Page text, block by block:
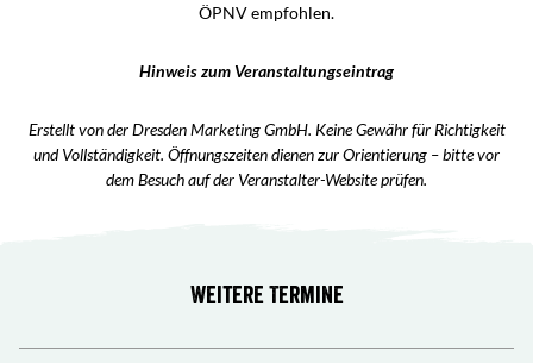
ÖPNV empfohlen.
Hinweis zum Veranstaltungseintrag
Erstellt von der Dresden Marketing GmbH. Keine Gewähr für Richtigkeit
und Vollständigkeit. Öffnungszeiten dienen zur Orientierung – bitte vor
dem Besuch auf der Veranstalter-Website prüfen.
Weitere Termine